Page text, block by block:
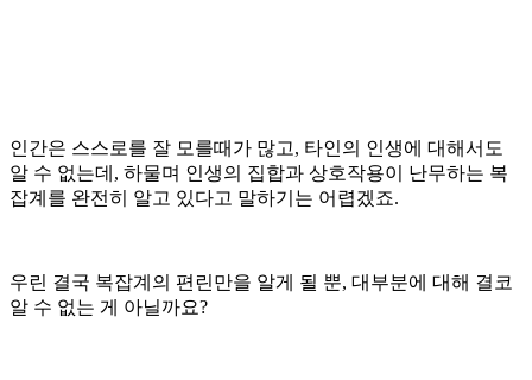
인간은 스스로를 잘 모를때가 많고, 타인의 인생에 대해서도
알 수 없는데, 하물며 인생의 집합과 상호작용이 난무하는 복
잡계를 완전히 알고 있다고 말하기는 어렵겠죠.
우린 결국 복잡계의 편린만을 알게 될 뿐, 대부분에 대해 결코
알 수 없는 게 아닐까요?